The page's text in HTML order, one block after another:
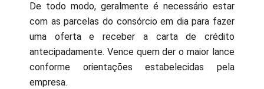
De todo modo, geralmente é necessário estar
com as parcelas do consórcio em dia para fazer
uma oferta e receber a carta de crédito
antecipadamente. Vence quem der o maior lance
conforme orientações estabelecidas pela
empresa.